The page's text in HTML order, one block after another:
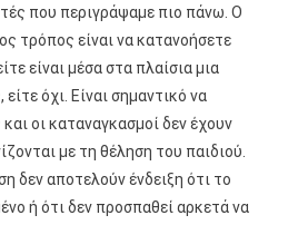
που περιγράψαμε πιο πάνω. Ο
τρόπος είναι να κατανοήσετε
είναι μέσα στα πλαίσια μια
όχι. Είναι σημαντικό να
οι καταναγκασμοί δεν έχουν
με τη θέληση του παιδιού.
δεν αποτελούν ένδειξη ότι το
ή ότι δεν προσπαθεί αρκετά να